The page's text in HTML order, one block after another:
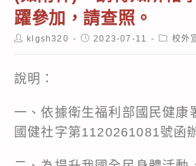
躍參加，請查照。
Postklgsh320
Post2023-07-11
Post校外
說明：
一、依據衛生福利部國民健康
國健社字第1120261081號函